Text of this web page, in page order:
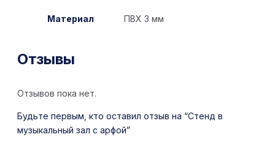
Материал ПВХ 3 мм
Отзывы
Отзывов пока нет.
Будьте первым, кто оставил отзыв на “Стенд в
музыкальный зал с арфой”